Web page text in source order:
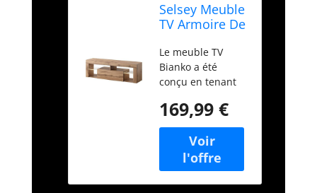
Selsey Meuble
TV Armoire De
Debout 140
cm Salle De
Séjour
Coucher
Chêne
Lancelot
Bianko
Le meuble TV
Bianko a été
conçu en tenant
besoins des
utilisateurs
modernes, offrant
ainsi la possibilité
de créer un coin
multimédia
169,99 €